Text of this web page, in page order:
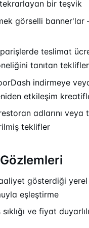
bir teşvik
görselli
teslimat
tanıtan teklifler
indirmeye
etkileşim
adlarını
teklifler
gösterdiği
eşleştirme
ve fiyat